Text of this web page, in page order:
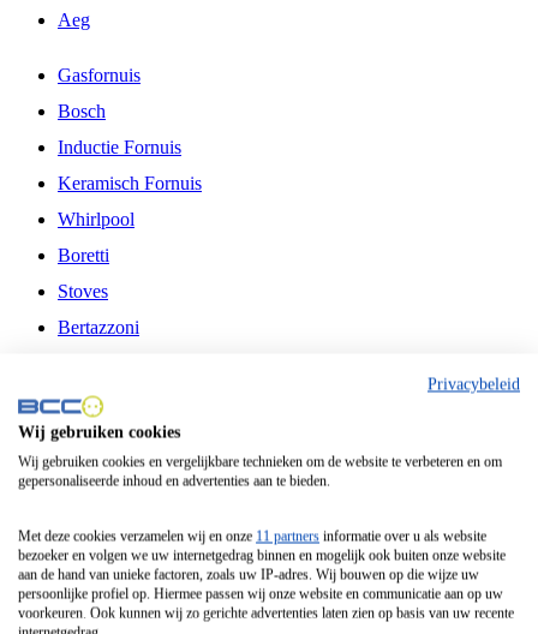
Aeg
Gasfornuis
Bosch
Inductie Fornuis
Keramisch Fornuis
Whirlpool
Boretti
Stoves
Bertazzoni
Fitelli
Airfryer
Frituurpan
Contactgrill
Broodbakmachine
Broodrooster
Privacybeleid
Wij gebruiken cookies
Wij gebruiken cookies en vergelijkbare technieken om de website te verbeteren en om
gepersonaliseerde inhoud en advertenties aan te bieden.
Met deze cookies verzamelen wij en onze 11 partners informatie over u als website
bezoeker en volgen we uw internetgedrag binnen en mogelijk ook buiten onze website
aan de hand van unieke factoren, zoals uw IP-adres. Wij bouwen op die wijze uw
persoonlijke profiel op. Hiermee passen wij onze website en communicatie aan op uw
voorkeuren. Ook kunnen wij zo gerichte advertenties laten zien op basis van uw recente